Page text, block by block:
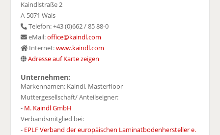
Kaindlstraße 2
A-5071 Wals
Telefon: +43 (0)662 / 85 88-0
eMail:office@kaindl.com
Internet:www.kaindl.com
Adresse auf Karte zeigen
Unternehmen:
Markennamen: Kaindl, Masterfloor
Muttergesellschaft/ Anteilseigner:
- M. Kaindl GmbH
Verbandsmitglied bei:
- EPLF Verband der europäischen Laminatbodenhersteller e.